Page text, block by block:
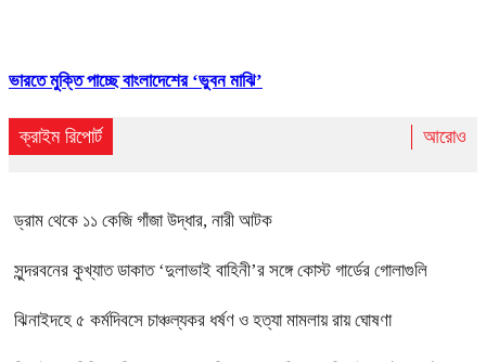
ভারতে মুক্তি পাচ্ছে বাংলাদেশের ‘ভুবন মাঝি’
ক্রাইম রিপোর্ট আরোও
ড্রাম থেকে ১১ কেজি গাঁজা উদ্ধার, নারী আটক
সুন্দরবনের কুখ্যাত ডাকাত ‘দুলাভাই বাহিনী’র সঙ্গে কোস্ট গার্ডের গোলাগুলি
ঝিনাইদহে ৫ কর্মদিবসে চাঞ্চল্যকর ধর্ষণ ও হত্যা মামলায় রায় ঘোষণা